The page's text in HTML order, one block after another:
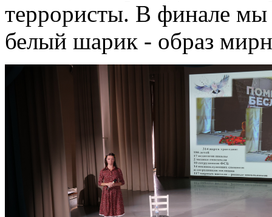
террористы. В финале мы
белый шарик - образ